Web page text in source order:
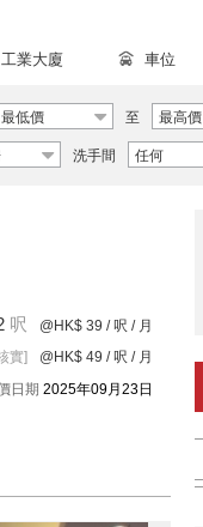
工業大廈 車位
最低價 至 最高價
洗手間 任何
呎 @HK$ 39 / 呎 / 月
實] @HK$ 49 / 呎 / 月
日期 2025年09月23日